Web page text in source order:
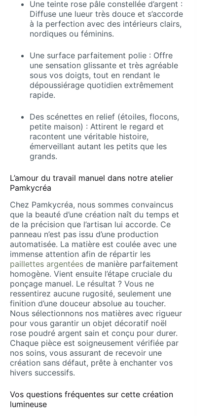
Une teinte rose pâle constellée d’argent :
Diffuse une lueur très douce et s’accorde
à la perfection avec des intérieurs clairs,
nordiques ou féminins.
Une surface parfaitement polie : Offre
une sensation glissante et très agréable
sous vos doigts, tout en rendant le
dépoussiérage quotidien extrêmement
rapide.
Des scénettes en relief (étoiles, flocons,
petite maison) : Attirent le regard et
racontent une véritable histoire,
émerveillant autant les petits que les
grands.
L’amour du travail manuel dans notre atelier
Pamkycréa
Chez Pamkycréa, nous sommes convaincus
que la beauté d’une création naît du temps et
de la précision que l’artisan lui accorde. Ce
panneau n’est pas issu d’une production
automatisée. La matière est coulée avec une
immense attention afin de répartir les
paillettes argentées de manière parfaitement
homogène. Vient ensuite l’étape cruciale du
ponçage manuel. Le résultat ? Vous ne
ressentirez aucune rugosité, seulement une
finition d’une douceur absolue au toucher.
Nous sélectionnons nos matières avec rigueur
pour vous garantir un objet décoratif noël
rose poudré argent sain et conçu pour durer.
Chaque pièce est soigneusement vérifiée par
nos soins, vous assurant de recevoir une
création sans défaut, prête à enchanter vos
hivers successifs.
Vos questions fréquentes sur cette création
lumineuse